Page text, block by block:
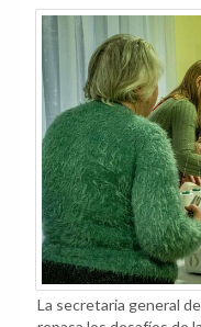
La secretaria general